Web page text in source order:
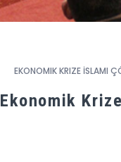
EKONOMIK KRIZE İSLAMI
Ekonomik